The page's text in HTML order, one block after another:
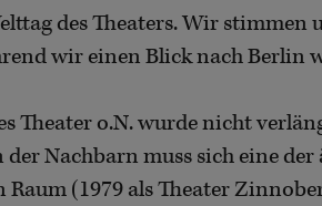
des Theaters. Wir stimmen
wir einen Blick nach Berlin
Theater o.N. wurde nicht
Nachbarn muss sich eine
Raum (1979 als Theater